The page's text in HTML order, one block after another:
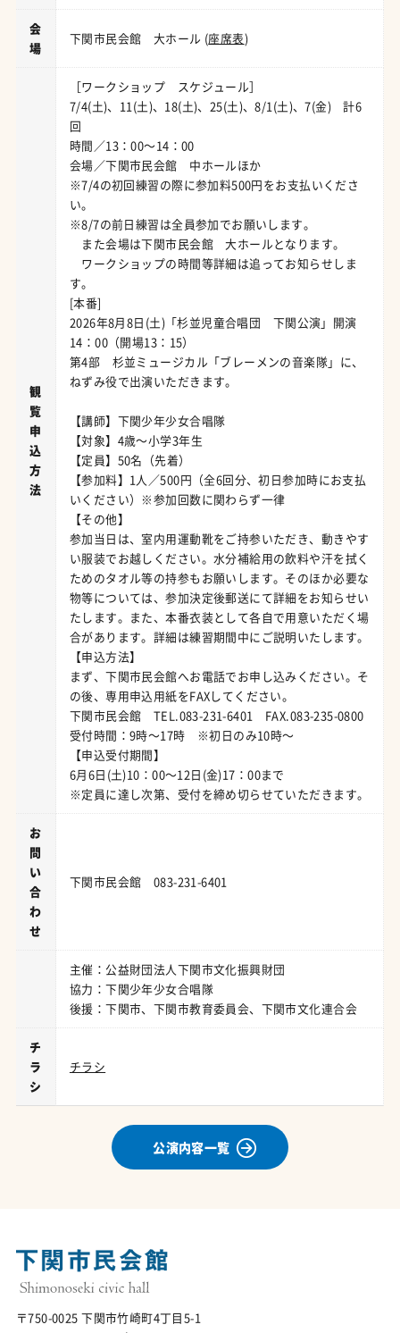
会
場
下関市民会館 大ホール (座席表)
観
覧
申
込
方
法
［ワークショップ スケジュール］
7/4(土)、11(土)、18(土)、25(土)、8/1(土)、7(金) 計6
回
時間／13：00～14：00
会場／下関市民会館 中ホールほか
※7/4の初回練習の際に参加料500円をお支払いくださ
い。
※8/7の前日練習は全員参加でお願いします。
また会場は下関市民会館 大ホールとなります。
ワークショップの時間等詳細は追ってお知らせしま
す。
[本番]
2026年8月8日(土)「杉並児童合唱団 下関公演」開演
14：00（開場13：15）
第4部 杉並ミュージカル「ブレーメンの音楽隊」に、
ねずみ役で出演いただきます。
【講師】下関少年少女合唱隊
【対象】4歳～小学3年生
【定員】50名（先着）
【参加料】1人／500円（全6回分、初日参加時にお支払
いください）※参加回数に関わらず一律
【その他】
参加当日は、室内用運動靴をご持参いただき、動きやす
い服装でお越しください。水分補給用の飲料や汗を拭く
ためのタオル等の持参もお願いします。そのほか必要な
物等については、参加決定後郵送にて詳細をお知らせい
たします。また、本番衣装として各自で用意いただく場
合があります。詳細は練習期間中にご説明いたします。
【申込方法】
まず、下関市民会館へお電話でお申し込みください。そ
の後、専用申込用紙をFAXしてください。
下関市民会館 TEL.083-231-6401 FAX.083-235-0800
受付時間：9時～17時 ※初日のみ10時～
【申込受付期間】
6月6日(土)10：00～12日(金)17：00まで
※定員に達し次第、受付を締め切らせていただきます。
お
問
い
合
わ
せ
下関市民会館 083-231-6401
主催：公益財団法人下関市文化振興財団
協力：下関少年少女合唱隊
後援：下関市、下関市教育委員会、下関市文化連合会
チ
ラ
シ
チラシ
公演内容一覧
〒750-0025 下関市竹崎町4丁目5-1